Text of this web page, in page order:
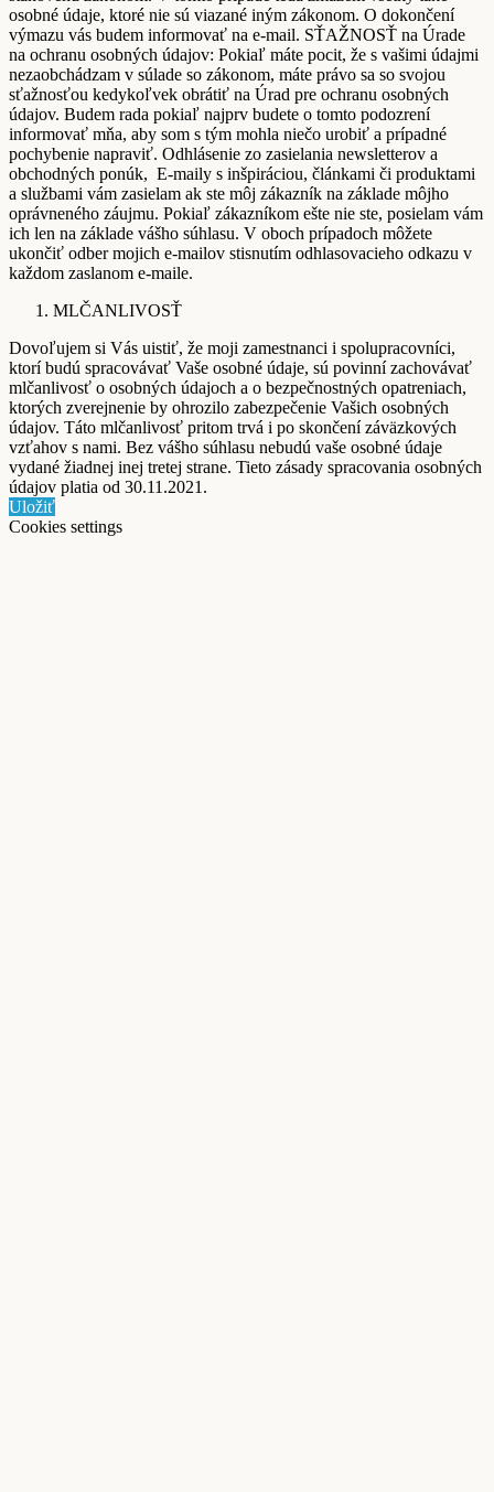
osobné údaje, ktoré nie sú viazané iným zákonom. O dokončení
výmazu vás budem informovať na e-mail. SŤAŽNOSŤ na Úrade
na ochranu osobných údajov: Pokiaľ máte pocit, že s vašimi údajmi
nezaobchádzam v súlade so zákonom, máte právo sa so svojou
sťažnosťou kedykoľvek obrátiť na Úrad pre ochranu osobných
údajov. Budem rada pokiaľ najprv budete o tomto podozrení
informovať mňa, aby som s tým mohla niečo urobiť a prípadné
pochybenie napraviť. Odhlásenie zo zasielania newsletterov a
obchodných ponúk, E-maily s inšpiráciou, článkami či produktami
a službami vám zasielam ak ste môj zákazník na základe môjho
oprávneného záujmu. Pokiaľ zákazníkom ešte nie ste, posielam vám
ich len na základe vášho súhlasu. V oboch prípadoch môžete
ukončiť odber mojich e-mailov stisnutím odhlasovacieho odkazu v
každom zaslanom e-maile.
MLČANLIVOSŤ
Dovoľujem si Vás uistiť, že moji zamestnanci i spolupracovníci,
ktorí budú spracovávať Vaše osobné údaje, sú povinní zachovávať
mlčanlivosť o osobných údajoch a o bezpečnostných opatreniach,
ktorých zverejnenie by ohrozilo zabezpečenie Vašich osobných
údajov. Táto mlčanlivosť pritom trvá i po skončení záväzkových
vzťahov s nami. Bez vášho súhlasu nebudú vaše osobné údaje
vydané žiadnej inej tretej strane. Tieto zásady spracovania osobných
údajov platia od 30.11.2021.
Uložiť
Cookies settings